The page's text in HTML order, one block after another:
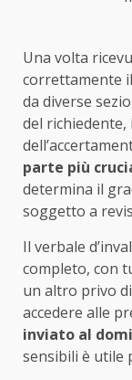
Una volta
correttamente
da diverse
del richiedente,
parte più
determina il
soggetto a
Il verbale
completo, con
un altro privo
accedere alle
inviato al
sensibili è utile